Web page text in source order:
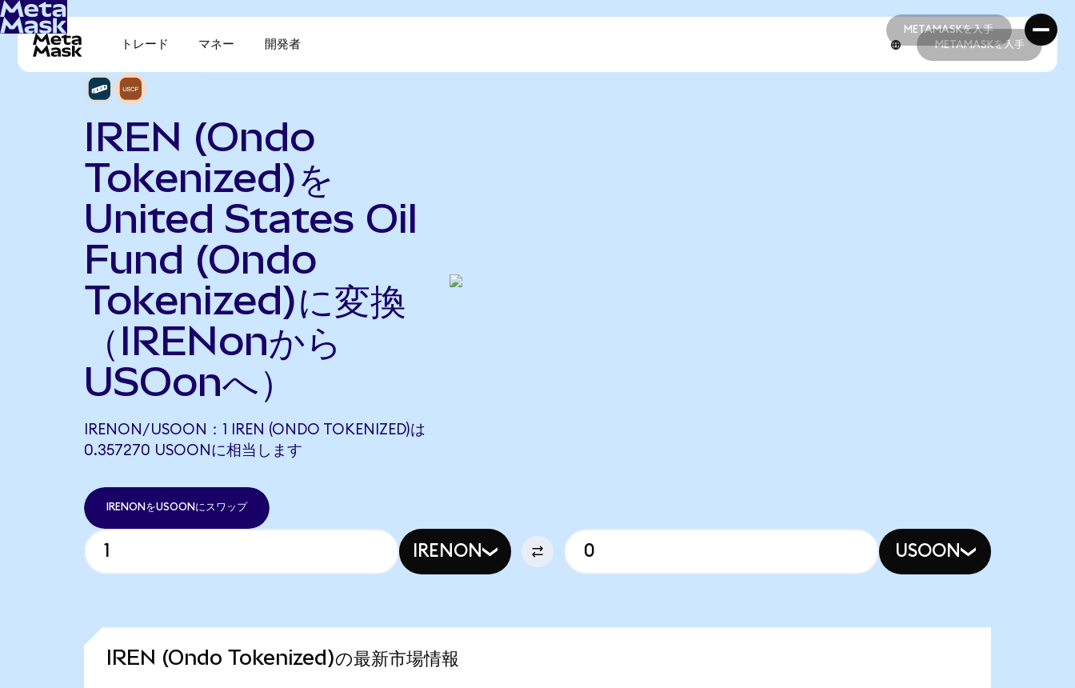
METAMASKを入手
METAMASKを入手
トレード マネー 開発者 METAMASKを入手
IREN (Ondo
Tokenized)を
United States Oil
Fund (Ondo
Tokenized)に変換
（IRENonから
USOonへ）
IRENON/USOON：1 IREN (ONDO TOKENIZED)は
0.357270 USOONに相当します
IRENONをUSOONにスワップ
IRENON USOON
IREN (Ondo Tokenized)の最新市場情報